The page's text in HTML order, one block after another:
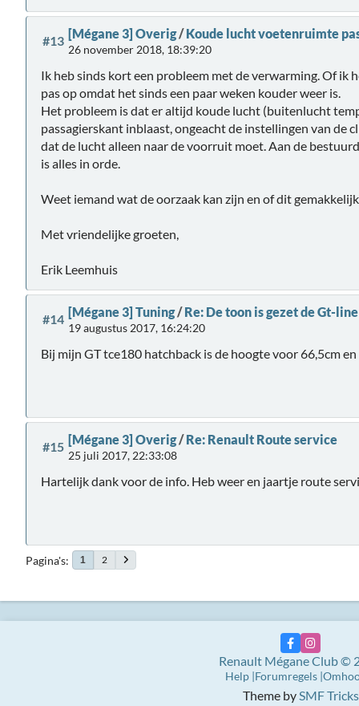
#13 [Mégane 3] Overig/Koude lucht voetenruimte
26 november 2018, 18:39:20
Ik heb sinds kort een probleem met de verwarming. Of ik
pas op omdat het sinds een paar weken kouder weer is.
Het probleem is dat er altijd koude lucht (buitenlucht
passagierskant inblaast, ongeacht de instellingen van de
dat de lucht alleen naar de voorruit moet. Aan de
is alles in orde.
Weet iemand wat de oorzaak kan zijn en of dit
Met vriendelijke groeten,
Erik Leemhuis
#14 [Mégane 3] Tuning/Re: De toon is gezet de Gt-
19 augustus 2017, 16:24:20
Bij mijn GT tce180 hatchback is de hoogte voor 66,5cm
#15 [Mégane 3] Overig/Re: Renault Route service
25 juli 2017, 22:33:08
Hartelijk dank voor de info. Heb weer en jaartje route
Pagina's 1 2
Theme bySMF Tricks
Renault Mégane Club ©
Help Forumregels